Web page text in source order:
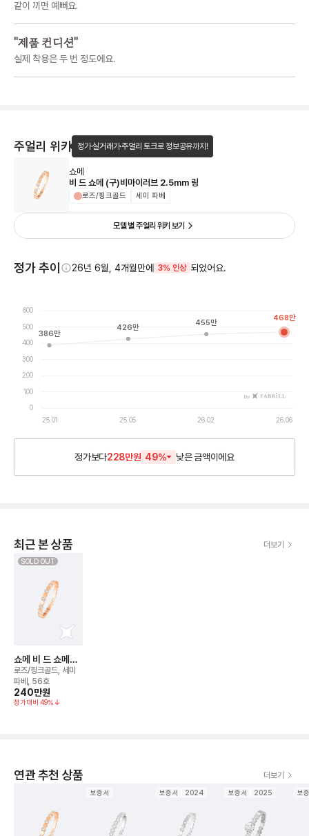
같이 끼면 예뻐요.
"제품 컨디션"
실제 착용은 두 번 정도에요.
주얼리 위키 정가·실거래가·주얼리 토크로 정보공유까지!
쇼메
비 드 쇼메 (구)비마이러브 2.5mm 링
로즈/핑크골드 세미 파베
모델 별 주얼리 위키 보기
정가 추이 26년 6월, 4개월만에 3% 인상 되었어요.
0
100
200
300
400
500
600
25.01 25.05 26.02 26.06
by
386만
426만
455만
468만
정가보다228만원 49% 낮은금액이에요
최근 본 상품 더보기
SOLD OUT
쇼메 비 드 쇼메
(구)비마이러브
2.5mm 링
로즈/핑크골드, 세미
파베, 56호
240만원
정가대비 49%
연관 추천 상품 더보기
보증서 보증서 2024 보증서 2025 보